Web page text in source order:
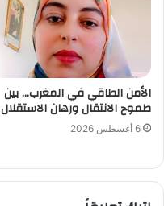
الأمن الطاقي في المغرب… بين
طموح الانتقال ورهان الاستقلال
6 أغسطس 2026